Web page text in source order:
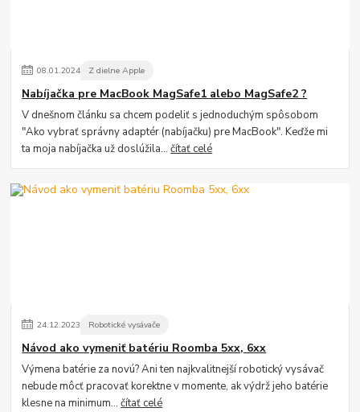
08.01.2024 Z dielne Apple
Nabíjačka pre MacBook MagSafe1 alebo MagSafe2 ?
V dnešnom článku sa chcem podeliť s jednoduchým spôsobom
"Ako vybrať správny adaptér (nabíjačku) pre MacBook". Keďže mi
ta moja nabíjačka už doslúžila...čítať celé
24.12.2023 Robotické vysávače
Návod ako vymeniť batériu Roomba 5xx, 6xx
Výmena batérie za novú? Ani ten najkvalitnejší robotický vysávač
nebude môcť pracovať korektne v momente, ak výdrž jeho batérie
klesne na minimum...čítať celé